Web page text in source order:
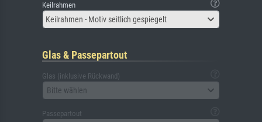
Keilrahmen
Keilrahmen - Motiv seitlich gespiegelt
Glas & Passepartout
Glas (inklusive Rückwand)
Bitte wählen
Passepartout